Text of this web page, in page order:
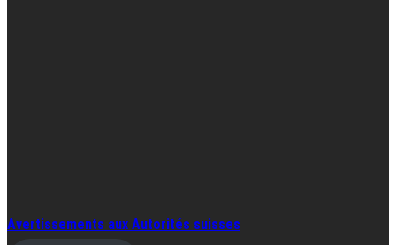
Avertissements aux Autorités suisses